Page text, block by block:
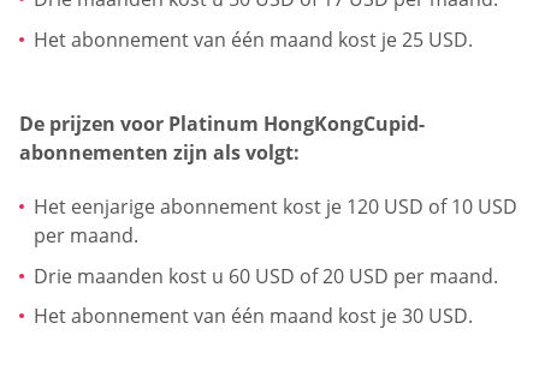
Het abonnement van één maand kost je 25 USD.
De prijzen voor Platinum HongKongCupid-
abonnementen zijn als volgt:
Het eenjarige abonnement kost je 120 USD of 10 USD
per maand.
Drie maanden kost u 60 USD of 20 USD per maand.
Het abonnement van één maand kost je 30 USD.